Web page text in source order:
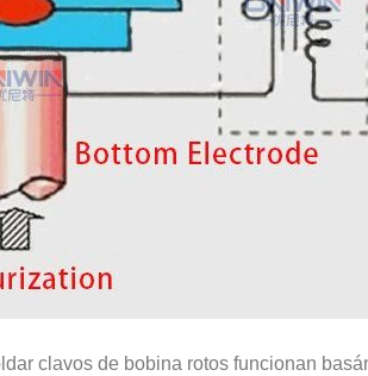
clavos de bobina rotos funcionan